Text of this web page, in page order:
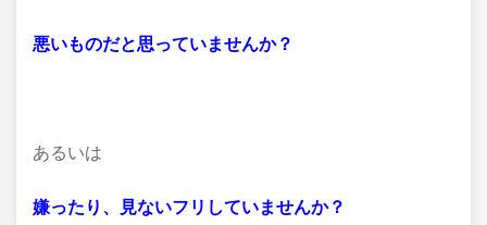
悪いものだと思っていませんか？
あるいは
嫌ったり、見ないフリしていませんか？